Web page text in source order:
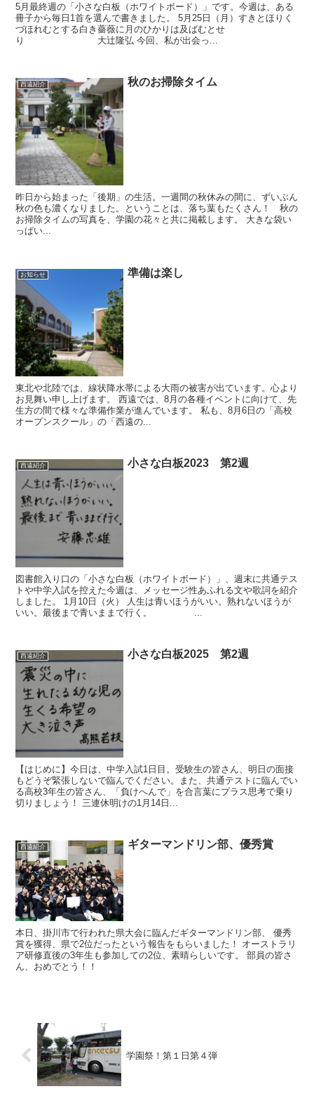
5月最終週の「小さな白板（ホワイトボード）」です。今週は、ある
冊子から毎日1首を選んで書きました。 5月25日（月）すきとほりく
づほれむとする白き薔薇に月のひかりは及ばむとせ
り 大辻隆弘 今回、私が出会っ...
西遠紹介 秋のお掃除タイム
昨日から始まった「後期」の生活。一週間の秋休みの間に、ずいぶん
秋の色も濃くなりました。ということは、落ち葉もたくさん！ 秋の
お掃除タイムの写真を、学園の花々と共に掲載します。 大きな袋い
っぱい...
お知らせ 準備は楽し
東北や北陸では、線状降水帯による大雨の被害が出ています。心より
お見舞い申し上げます。 西遠では、8月の各種イベントに向けて、先
生方の間で様々な準備作業が進んでいます。 私も、8月6日の「高校
オープンスクール」の「西遠の...
西遠紹介 小さな白板2023 第2週
図書館入り口の「小さな白板（ホワイトボード）」、週末に共通テス
トや中学入試を控えた今週は、メッセージ性あふれる文や歌詞を紹介
しました。 1月10日（火） 人生は青いほうがいい。熟れないほうが
いい。最後まで青いままで行く。 ...
西遠紹介 小さな白板2025 第2週
【はじめに】今日は、中学入試1日目。受験生の皆さん、明日の面接
もどうぞ緊張しないで臨んでください。また、共通テストに臨んでい
る高校3年生の皆さん、「負けへんで」を合言葉にプラス思考で乗り
切りましょう！ 三連休明けの1月14日...
西遠紹介 ギターマンドリン部、優秀賞
本日、掛川市で行われた県大会に臨んだギターマンドリン部、 優秀
賞を獲得、県で2位だったという報告をもらいました！ オーストラリ
ア研修直後の3年生も参加しての2位、素晴らしいです。 部員の皆さ
ん、おめでとう！！
学園祭！第１日第４弾